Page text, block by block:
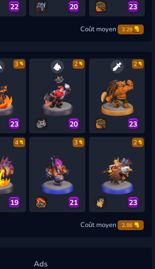
22 20 23
Coût moyen 3.29
3
23
2
20
2
23
4
19
3
21
2
23
Coût moyen 2.86